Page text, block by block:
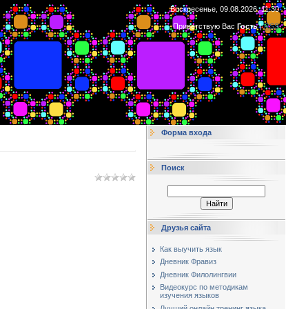
Воскресенье, 09.08.2026, 11:30
Приветствую Вас Гость|RSS
Форма входа
Поиск
Друзья сайта
Как выучить язык
Дневник Фравиз
Дневник Филолингвии
Видеокурс по методикам
изучения языков